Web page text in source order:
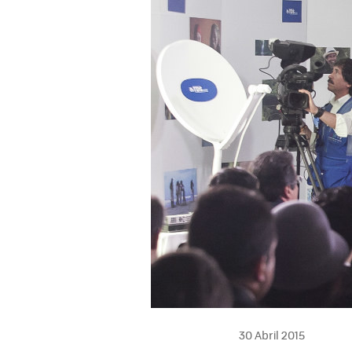
30 Abril 2015